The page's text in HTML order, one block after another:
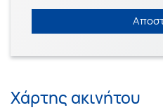
Χάρτης ακινήτου